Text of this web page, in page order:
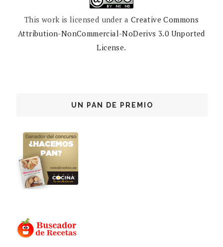
This work is licensed under a Creative Commons
Attribution-NonCommercial-NoDerivs 3.0 Unported
License.
UN PAN DE PREMIO